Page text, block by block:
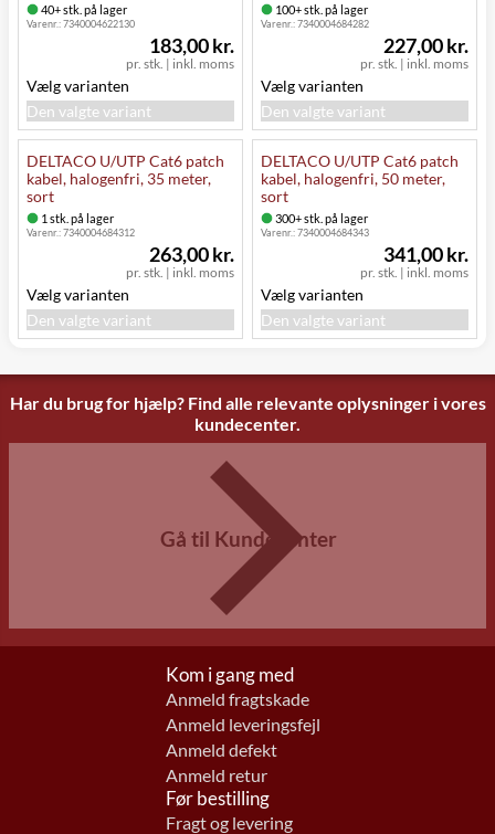
40+ stk. på lager
Varenr.:7340004622130
pr. stk. | inkl. moms
183,00 kr.
Vælg varianten
Den valgte variant
100+ stk. på lager
Varenr.:7340004684282
pr. stk. | inkl. moms
227,00 kr.
Vælg varianten
Den valgte variant
DELTACO U/UTP Cat6 patch
kabel, halogenfri, 35 meter,
sort
1 stk. på lager
Varenr.:7340004684312
pr. stk. | inkl. moms
263,00 kr.
Vælg varianten
Den valgte variant
DELTACO U/UTP Cat6 patch
kabel, halogenfri, 50 meter,
sort
300+ stk. på lager
Varenr.:7340004684343
pr. stk. | inkl. moms
341,00 kr.
Vælg varianten
Den valgte variant
Har du brug for hjælp? Find alle relevante oplysninger i vores
kundecenter.
Gå til Kundecenter
Kom i gang med
Anmeld fragtskade
Anmeld leveringsfejl
Anmeld defekt
Anmeld retur
Før bestilling
Fragt og levering